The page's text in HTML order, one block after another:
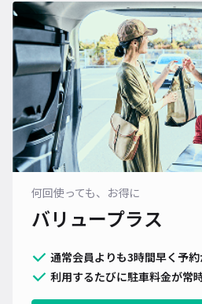
何回使っても、お得に
バリュープラス
通常会員よりも3時間早く予
利用するたびに駐車料金が常